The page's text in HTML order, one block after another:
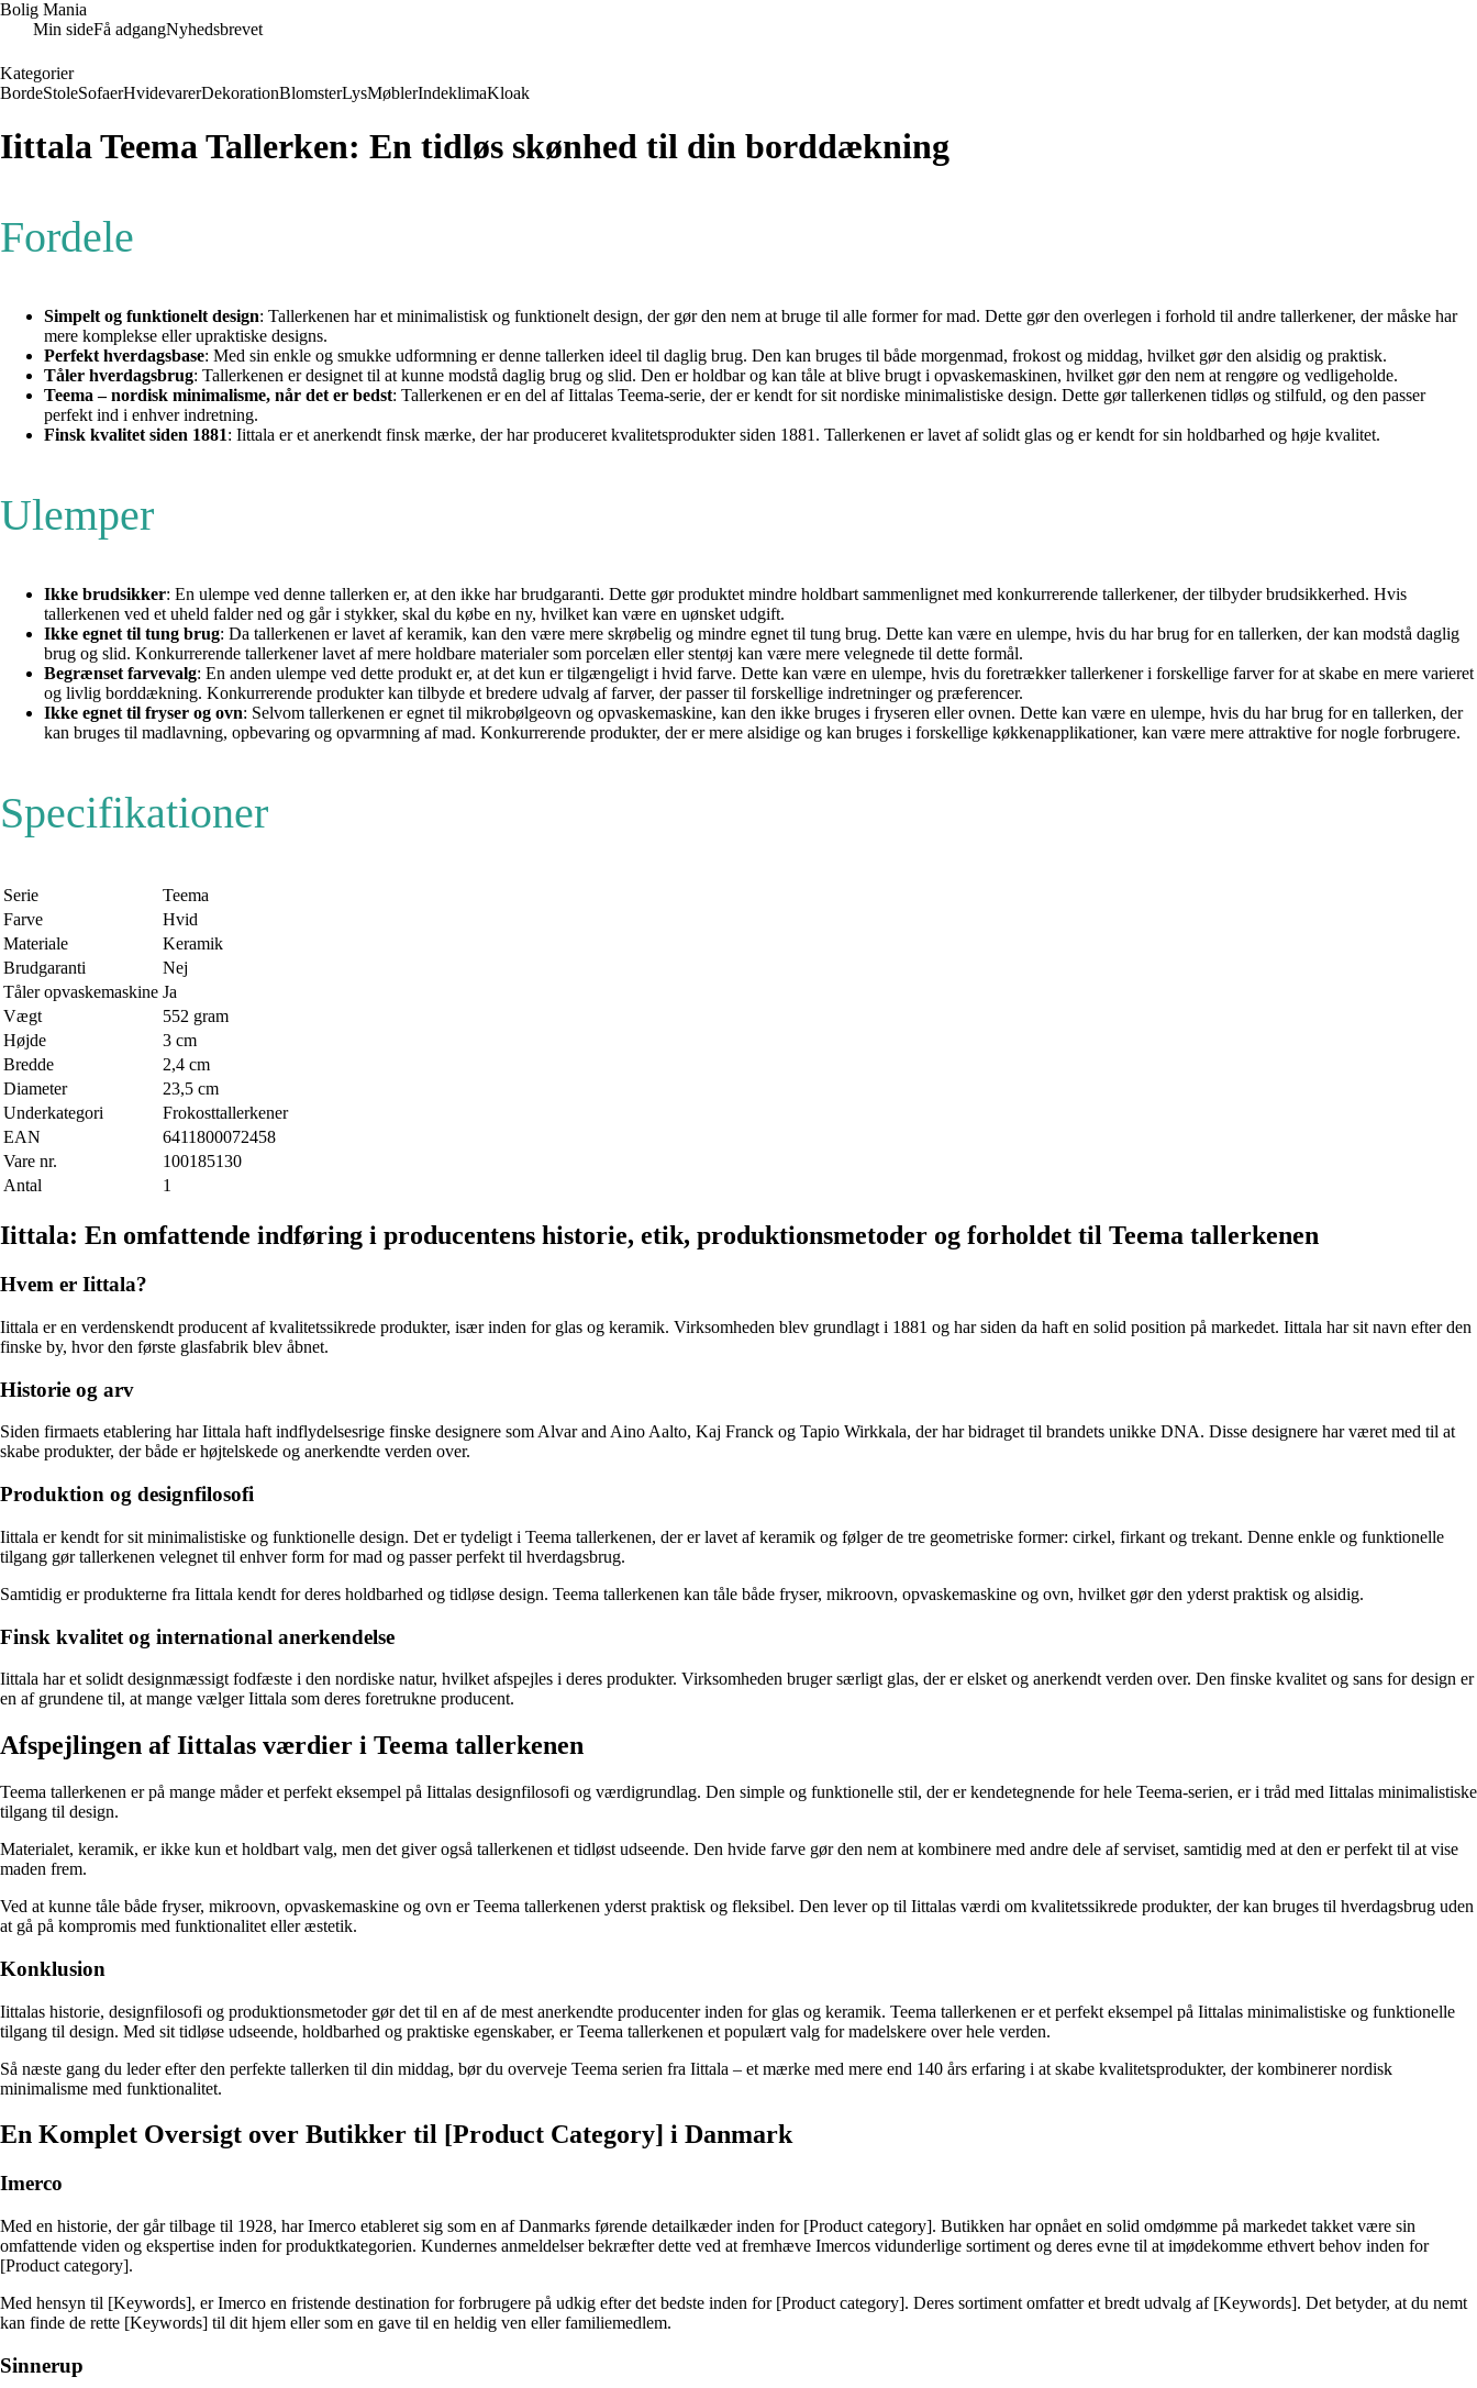
Bolig Mania
Min sideFå adgangNyhedsbrevet
Kategorier
BordeStoleSofaerHvidevarerDekorationBlomsterLysMøblerIndeklimaKloak
Iittala Teema Tallerken: En tidløs skønhed til din borddækning
Fordele
Simpelt og funktionelt design: Tallerkenen har et minimalistisk og funktionelt design, der gør den nem at bruge til alle former for mad. Dette gør den overlegen i forhold til andre tallerkener, der måske har
mere komplekse eller upraktiske designs.
Perfekt hverdagsbase: Med sin enkle og smukke udformning er denne tallerken ideel til daglig brug. Den kan bruges til både morgenmad, frokost og middag, hvilket gør den alsidig og praktisk.
Tåler hverdagsbrug: Tallerkenen er designet til at kunne modstå daglig brug og slid. Den er holdbar og kan tåle at blive brugt i opvaskemaskinen, hvilket gør den nem at rengøre og vedligeholde.
Teema – nordisk minimalisme, når det er bedst: Tallerkenen er en del af Iittalas Teema-serie, der er kendt for sit nordiske minimalistiske design. Dette gør tallerkenen tidløs og stilfuld, og den passer
perfekt ind i enhver indretning.
Finsk kvalitet siden 1881: Iittala er et anerkendt finsk mærke, der har produceret kvalitetsprodukter siden 1881. Tallerkenen er lavet af solidt glas og er kendt for sin holdbarhed og høje kvalitet.
Ulemper
Ikke brudsikker: En ulempe ved denne tallerken er, at den ikke har brudgaranti. Dette gør produktet mindre holdbart sammenlignet med konkurrerende tallerkener, der tilbyder brudsikkerhed. Hvis
tallerkenen ved et uheld falder ned og går i stykker, skal du købe en ny, hvilket kan være en uønsket udgift.
Ikke egnet til tung brug: Da tallerkenen er lavet af keramik, kan den være mere skrøbelig og mindre egnet til tung brug. Dette kan være en ulempe, hvis du har brug for en tallerken, der kan modstå daglig
brug og slid. Konkurrerende tallerkener lavet af mere holdbare materialer som porcelæn eller stentøj kan være mere velegnede til dette formål.
Begrænset farvevalg: En anden ulempe ved dette produkt er, at det kun er tilgængeligt i hvid farve. Dette kan være en ulempe, hvis du foretrækker tallerkener i forskellige farver for at skabe en mere varieret
og livlig borddækning. Konkurrerende produkter kan tilbyde et bredere udvalg af farver, der passer til forskellige indretninger og præferencer.
Ikke egnet til fryser og ovn: Selvom tallerkenen er egnet til mikrobølgeovn og opvaskemaskine, kan den ikke bruges i fryseren eller ovnen. Dette kan være en ulempe, hvis du har brug for en tallerken, der
kan bruges til madlavning, opbevaring og opvarmning af mad. Konkurrerende produkter, der er mere alsidige og kan bruges i forskellige køkkenapplikationer, kan være mere attraktive for nogle forbrugere.
Specifikationer
Serie
Teema
Farve
Hvid
Materiale
Keramik
Brudgaranti
Nej
Tåler opvaskemaskine Ja
Vægt
552 gram
Højde
3 cm
Bredde
2,4 cm
Diameter
23,5 cm
Underkategori
Frokosttallerkener
EAN
6411800072458
Vare nr.
100185130
Antal
1
Iittala: En omfattende indføring i producentens historie, etik, produktionsmetoder og forholdet til Teema tallerkenen
Hvem er Iittala?
Iittala er en verdenskendt producent af kvalitetssikrede produkter, især inden for glas og keramik. Virksomheden blev grundlagt i 1881 og har siden da haft en solid position på markedet. Iittala har sit navn efter den
finske by, hvor den første glasfabrik blev åbnet.
Historie og arv
Siden firmaets etablering har Iittala haft indflydelsesrige finske designere som Alvar and Aino Aalto, Kaj Franck og Tapio Wirkkala, der har bidraget til brandets unikke DNA. Disse designere har været med til at
skabe produkter, der både er højtelskede og anerkendte verden over.
Produktion og designfilosofi
Iittala er kendt for sit minimalistiske og funktionelle design. Det er tydeligt i Teema tallerkenen, der er lavet af keramik og følger de tre geometriske former: cirkel, firkant og trekant. Denne enkle og funktionelle
tilgang gør tallerkenen velegnet til enhver form for mad og passer perfekt til hverdagsbrug.
Samtidig er produkterne fra Iittala kendt for deres holdbarhed og tidløse design. Teema tallerkenen kan tåle både fryser, mikroovn, opvaskemaskine og ovn, hvilket gør den yderst praktisk og alsidig.
Finsk kvalitet og international anerkendelse
Iittala har et solidt designmæssigt fodfæste i den nordiske natur, hvilket afspejles i deres produkter. Virksomheden bruger særligt glas, der er elsket og anerkendt verden over. Den finske kvalitet og sans for design er
en af grundene til, at mange vælger Iittala som deres foretrukne producent.
Afspejlingen af Iittalas værdier i Teema tallerkenen
Teema tallerkenen er på mange måder et perfekt eksempel på Iittalas designfilosofi og værdigrundlag. Den simple og funktionelle stil, der er kendetegnende for hele Teema-serien, er i tråd med Iittalas minimalistiske
tilgang til design.
Materialet, keramik, er ikke kun et holdbart valg, men det giver også tallerkenen et tidløst udseende. Den hvide farve gør den nem at kombinere med andre dele af serviset, samtidig med at den er perfekt til at vise
maden frem.
Ved at kunne tåle både fryser, mikroovn, opvaskemaskine og ovn er Teema tallerkenen yderst praktisk og fleksibel. Den lever op til Iittalas værdi om kvalitetssikrede produkter, der kan bruges til hverdagsbrug uden
at gå på kompromis med funktionalitet eller æstetik.
Konklusion
Iittalas historie, designfilosofi og produktionsmetoder gør det til en af de mest anerkendte producenter inden for glas og keramik. Teema tallerkenen er et perfekt eksempel på Iittalas minimalistiske og funktionelle
tilgang til design. Med sit tidløse udseende, holdbarhed og praktiske egenskaber, er Teema tallerkenen et populært valg for madelskere over hele verden.
Så næste gang du leder efter den perfekte tallerken til din middag, bør du overveje Teema serien fra Iittala – et mærke med mere end 140 års erfaring i at skabe kvalitetsprodukter, der kombinerer nordisk
minimalisme med funktionalitet.
En Komplet Oversigt over Butikker til [Product Category] i Danmark
Imerco
Med en historie, der går tilbage til 1928, har Imerco etableret sig som en af Danmarks førende detailkæder inden for [Product category]. Butikken har opnået en solid omdømme på markedet takket være sin
omfattende viden og ekspertise inden for produktkategorien. Kundernes anmeldelser bekræfter dette ved at fremhæve Imercos vidunderlige sortiment og deres evne til at imødekomme ethvert behov inden for
[Product category].
Med hensyn til [Keywords], er Imerco en fristende destination for forbrugere på udkig efter det bedste inden for [Product category]. Deres sortiment omfatter et bredt udvalg af [Keywords]. Det betyder, at du nemt
kan finde de rette [Keywords] til dit hjem eller som en gave til en heldig ven eller familiemedlem.
Sinnerup